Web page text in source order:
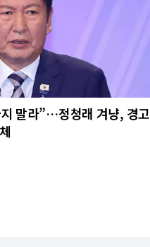
말라”…정청래 겨냥, 경고